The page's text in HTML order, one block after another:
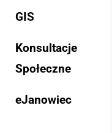
GIS
Konsultacje
Społeczne
eJanowiec